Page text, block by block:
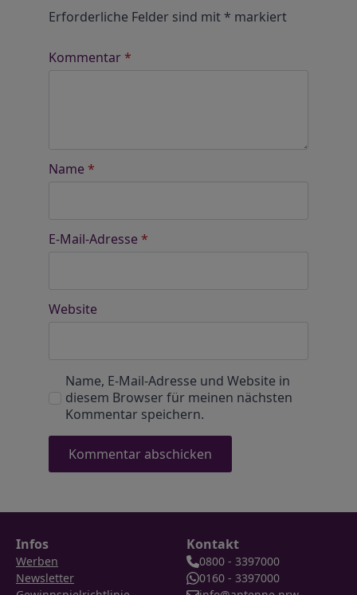
Erforderliche Felder sind mit* markiert
Kommentar*
Name *
E-Mail-Adresse *
Website
Name, E-Mail-Adresse und Website in
diesem Browser für meinen nächsten
Kommentar speichern.
Infos
Werben
Newsletter
Kontakt
0800 - 3397000
0160 - 3397000